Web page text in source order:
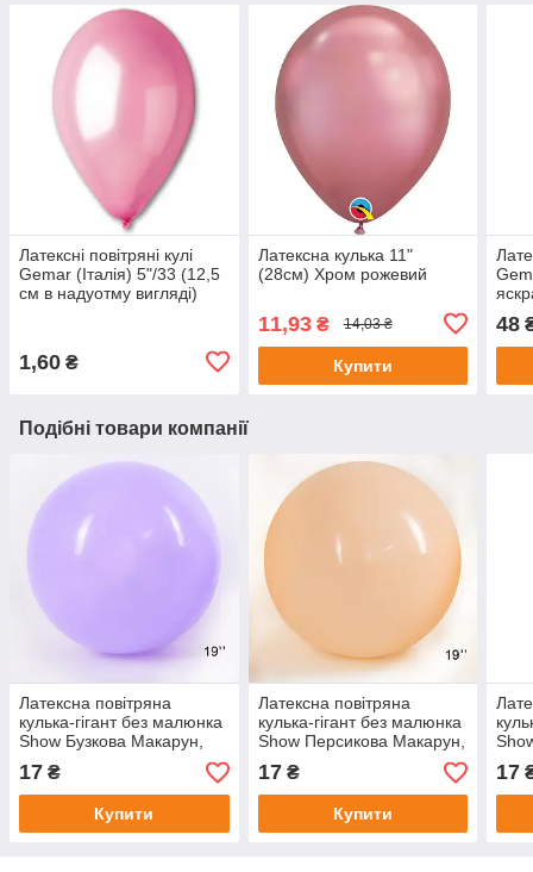
Латексні повітряні кулі
Gemar (Італія) 5"/33 (12,5
см в надуотму вигляді)
1,60 ₴
Латексна кулька 11"
(28см) Хром рожевий
11,93₴ 14,03 ₴
Купити
48
Подібні товари компанії
Латексна повітряна
кулька-гігант без малюнка
Show Бузкова Макарун,
19" 47,5 см
17 ₴
Купити
Латексна повітряна
кулька-гігант без малюнка
Show Персикова Макарун,
19" 47,5 см
17₴
Купити
17